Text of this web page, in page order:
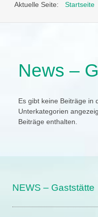
Aktuelle Seite: Startseite
News –
Es gibt keine Beiträge in
Unterkategorien
Beiträge enthalten.
NEWS – Gaststätte